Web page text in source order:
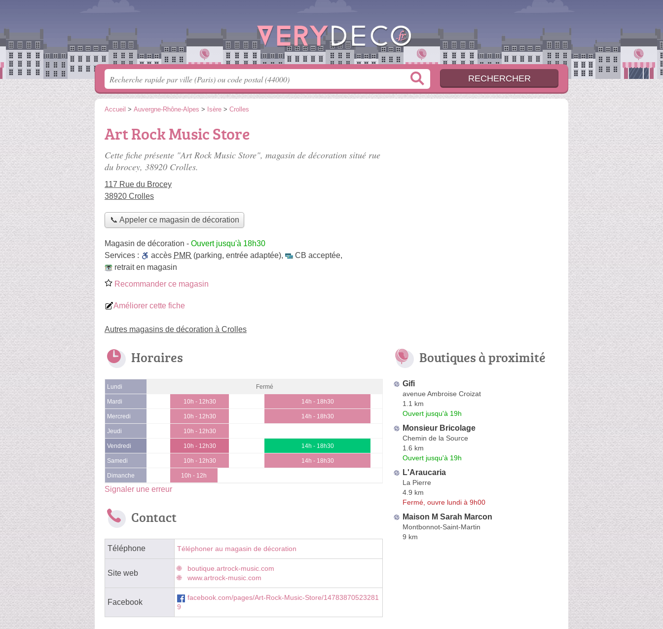
Accueil > Auvergne-Rhône-Alpes > Isère > Crolles
Art Rock Music Store
Cette fiche présente "Art Rock Music Store", magasin de décoration situé rue
du brocey, 38920 Crolles.
117 Rue du Brocey
38920 Crolles
📞 Appeler ce magasin de décoration
Magasin de décoration - Ouvert jusqu'à 18h30
Services :
accès PMR (parking, entrée adaptée), CB acceptée,
retrait en magasin
Recommander ce magasin
Améliorer cette fiche
Autres magasins de décoration à Crolles
Horaires
Lundi Fermé
Mardi 10h - 12h30 14h - 18h30
Mercredi 10h - 12h30 14h - 18h30
Jeudi 10h - 12h30
Vendredi 10h - 12h30 14h - 18h30
Samedi 10h - 12h30 14h - 18h30
Dimanche 10h - 12h
Signaler une erreur
Contact
Téléphone Téléphoner au magasin de décoration
Site web
boutique.artrock-music.com
www.artrock-music.com
Facebook
facebook.com/pages/Art-Rock-Music-Store/14783870523281
9
Boutiques à proximité
Gifi
avenue Ambroise Croizat
1.1 km
Ouvert jusqu'à 19h
Monsieur Bricolage
Chemin de la Source
1.6 km
Ouvert jusqu'à 19h
L'Araucaria
La Pierre
4.9 km
Fermé, ouvre lundi à 9h00
Maison M Sarah Marcon
Montbonnot-Saint-Martin
9 km